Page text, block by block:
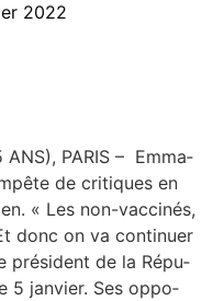
2022
ANS), PARIS – Emma­
de cri­tiques en
« Les non-vac­­ci­­nés,
donc on va conti­nuer
pré­sident de la Répu­
5 jan­vier. Ses oppo­